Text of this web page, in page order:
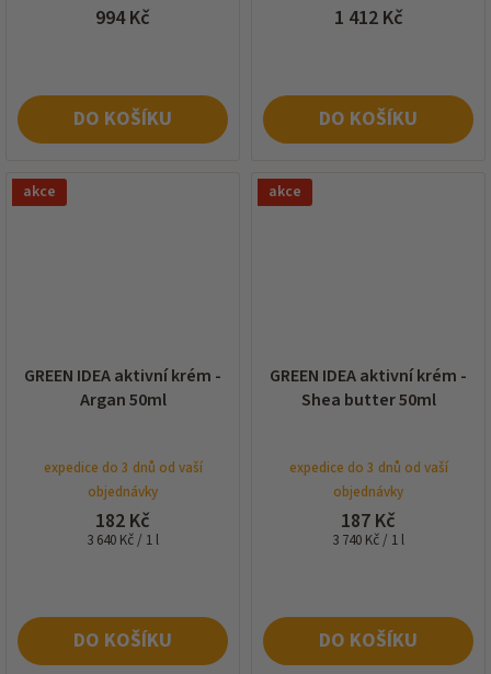
994 Kč
DO KOŠÍKU
1 412 Kč
DO KOŠÍKU
akce
GREEN IDEA aktivní krém -
Argan 50ml
expedice do 3 dnů od vaší
objednávky
182 Kč
Měrná
3 640 Kč / 1 l
DO KOŠÍKU
akce
GREEN IDEA aktivní krém -
Shea butter 50ml
expedice do 3 dnů od vaší
objednávky
187 Kč
Měrná
3 740 Kč / 1 l
DO KOŠÍKU